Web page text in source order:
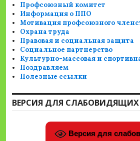
Профсоюзный комитет
Информация о ППО
Мотивация профсоюзного
Охрана труда
Правовая и социальная защита
Социальное партнерство
Культурно-массовая и
Поздравляем
Полезные ссылки
ВЕРСИЯ ДЛЯ СЛАБОВИДЯЩИХ
Версия для